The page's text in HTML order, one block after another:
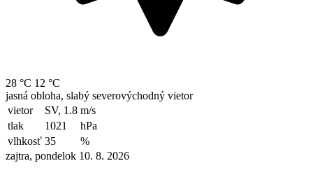
28 °C 12 °C
jasná obloha, slabý severovýchodný vietor
vietor
SV, 1.8 m/s
tlak
1021
hPa
vlhkosť 35
%
zajtra, pondelok 10. 8. 2026